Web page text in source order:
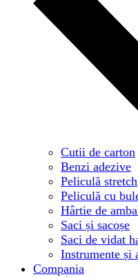
Cutii de carton
Benzi adezive
Peliculă stretch
Peliculă cu
Hârtie de
Saci și sacoșe
Saci de vidat
Instrumente și
Compania